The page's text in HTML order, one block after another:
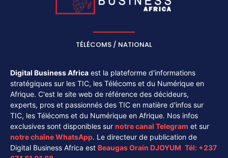
TÉLÉCOMS / NATIONAL
Digital Business Africa est la plateforme d'informations
stratégiques sur les TIC, les Télécoms et du Numérique en
Afrique. C'est le site web de référence des décideurs,
experts, pros et passionnés des TIC en matière d'infos sur
TIC, les Télécoms et du Numérique en Afrique. Nos infos
exclusives sont disponibles sur notre canal Telegram et sur
notre chaîneWhatsApp. Le directeur de publication de
Digital Business Africa est Beaugas Orain DJOYUM. Tél: +237